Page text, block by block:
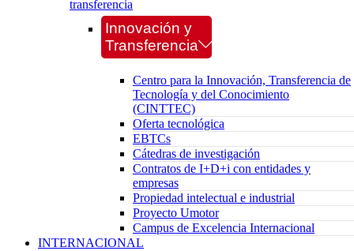
transferencia
Innovación y
Transferencia
Centro para la Innovación, Transferencia de
Tecnología y del Conocimiento
(CINTTEC)
Oferta tecnológica
EBTCs
Cátedras de investigación
Contratos de I+D+i con entidades y
empresas
Propiedad intelectual e industrial
Proyecto Umotor
Campus de Excelencia Internacional
INTERNACIONAL